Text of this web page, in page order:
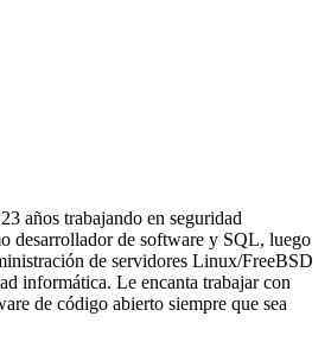
años trabajando en seguridad
desarrollador de software y SQL, luego
de servidores Linux/FreeBSD
informática. Le encanta trabajar con
de código abierto siempre que sea